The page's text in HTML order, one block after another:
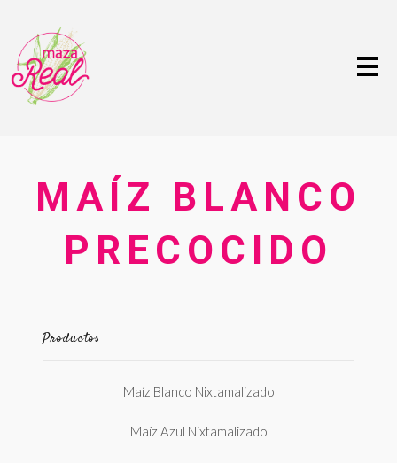
MAÍZ BLANCO
PRECOCIDO
Productos
Maíz Blanco Nixtamalizado
Maíz Azul Nixtamalizado